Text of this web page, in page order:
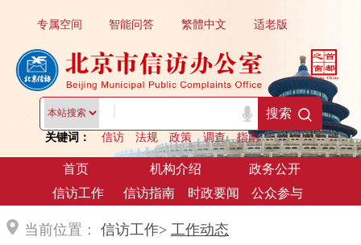
关键词： 信访 法规 政策 调查 指南
搜索
繁體中文
专属空间 适老版
智能问答
首页 机构介绍
政务公开
信访工作
信访指南 时政要闻 公众参与
当前位置： 信访工作> 工作动态